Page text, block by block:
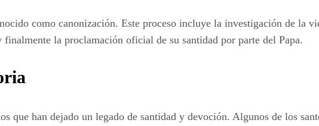
como canonización. Este proceso incluye la investigación de la
la proclamación oficial de su santidad por parte del Papa.
que han dejado un legado de santidad y devoción. Algunos de los